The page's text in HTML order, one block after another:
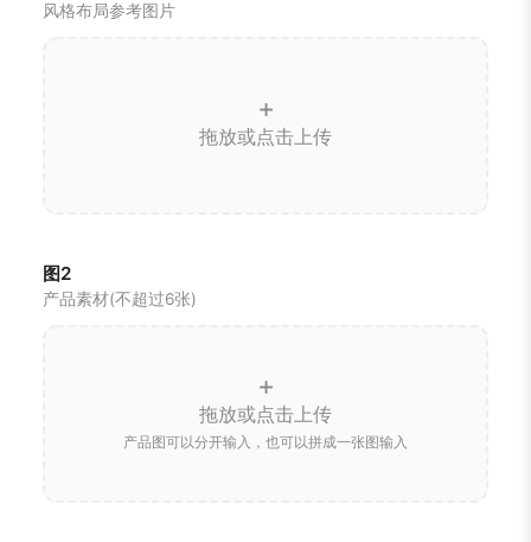
风格布局参考图片
+
拖放或点击上传
图2
产品素材(不超过6张)
+
拖放或点击上传
产品图可以分开输入，也可以拼成一张图输入